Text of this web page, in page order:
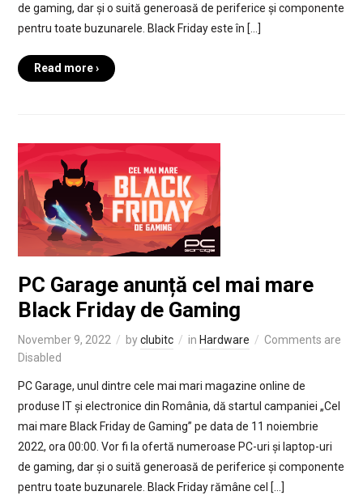
de gaming, dar și o suită generoasă de periferice și componente
pentru toate buzunarele. Black Friday este în […]
Read more ›
PC Garage anunță cel mai mare
Black Friday de Gaming
November 9, 2022 byclubitc in Hardware
Comments are
Disabled
PC Garage, unul dintre cele mai mari magazine online de
produse IT și electronice din România, dă startul campaniei „Cel
mai mare Black Friday de Gaming” pe data de 11 noiembrie
2022, ora 00:00. Vor fi la ofertă numeroase PC-uri și laptop-uri
de gaming, dar și o suită generoasă de periferice și componente
pentru toate buzunarele. Black Friday rămâne cel […]